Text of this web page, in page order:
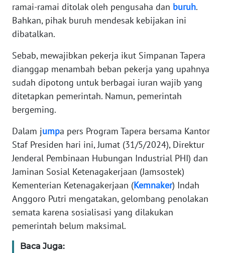
ramai-ramai ditolak oleh pengusaha dan buruh.
Bahkan, pihak buruh mendesak kebijakan ini
dibatalkan.
Sebab, mewajibkan pekerja ikut Simpanan Tapera
dianggap menambah beban pekerja yang upahnya
sudah dipotong untuk berbagai iuran wajib yang
ditetapkan pemerintah. Namun, pemerintah
bergeming.
Dalam jumpa pers Program Tapera bersama Kantor
Staf Presiden hari ini, Jumat (31/5/2024), Direktur
Jenderal Pembinaan Hubungan Industrial PHI) dan
Jaminan Sosial Ketenagakerjaan (Jamsostek)
Kementerian Ketenagakerjaan (Kemnaker) Indah
Anggoro Putri mengatakan, gelombang penolakan
semata karena sosialisasi yang dilakukan
pemerintah belum maksimal.
Baca Juga:
REDAKSI
KARIR
DISCLAIMER
Wahana
News
Regional
WN
SUMUT
WN
JAKARTA
WN
JABAR
WN